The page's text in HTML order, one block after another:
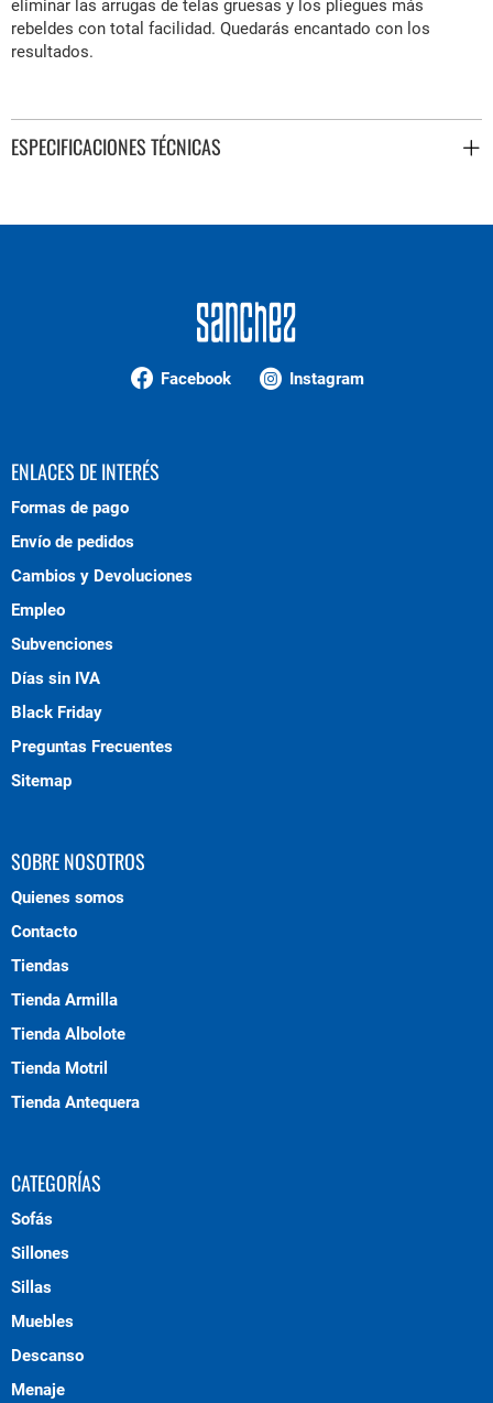
eliminar las arrugas de telas gruesas y los pliegues más
rebeldes con total facilidad. Quedarás encantado con los
resultados.
ESPECIFICACIONES TÉCNICAS
Facebook Instagram
ENLACES DE INTERÉS
Formas de pago
Envío de pedidos
Cambios y Devoluciones
Empleo
Subvenciones
Días sin IVA
Black Friday
Preguntas Frecuentes
Sitemap
SOBRE NOSOTROS
Quienes somos
Contacto
Tiendas
Tienda Armilla
Tienda Albolote
Tienda Motril
Tienda Antequera
CATEGORÍAS
Sofás
Sillones
Sillas
Muebles
Descanso
Menaje